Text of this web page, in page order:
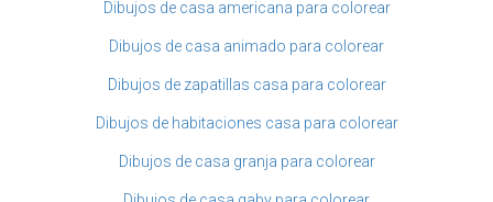
Dibujos de casa americana para colorear
Dibujos de casa animado para colorear
Dibujos de zapatillas casa para colorear
Dibujos de habitaciones casa para colorear
Dibujos de casa granja para colorear